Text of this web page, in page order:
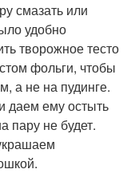
смазать или
удобно
творожное тесто
фольги, чтобы
а не на пудинге.
даем ему остыть
пару не будет.